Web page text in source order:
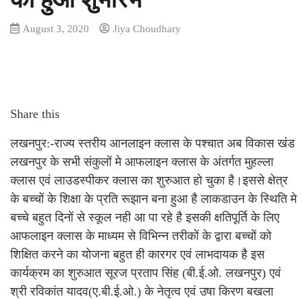
August 3, 2020 Jiya Choudhary
Share this
लखनपुर:-राज्य स्तरीय आनलाइन क्लास के पश्चात अब विकास खंंड
लखनपुर के सभी संकुलों मे आफलाइन क्लास के अंतर्गत मुहल्ला
क्लास एवं लाउडस्पीकर क्लास का शुरुआत हो चुका है।इससे क्षेत्र
के बच्चों के शिक्षा के प्रति रूझान बना हुआ है लाकडाउन के स्थिति मे
बच्चे बहुत दिनों से स्कूल नही आ पा रहे है इसकी क्षतिपूर्ति के लिए
आफलाइन क्लास के माध्यम से विभिन्न तरीकों के द्वारा बच्चों को
शिक्षित करने का योजना बहुत ही कारगर एवं लाभदायक है इस
कार्यक्रम का शुरुआत सूरज प्रताप सिंह (बी.ई.ओ. लखनपुर) एवं
श्री रविकांत यादव(ए.बी.ई.ओ.) के नेतृत्व एवं उषा किरण बखला